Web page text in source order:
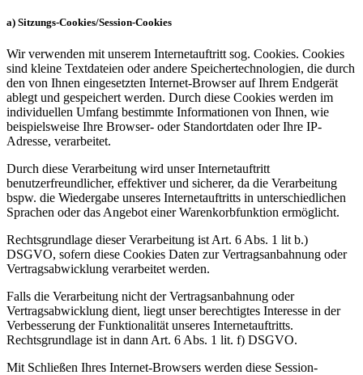
a) Sitzungs-Cookies/Session-Cookies
Wir verwenden mit unserem Internetauftritt sog. Cookies. Cookies
sind kleine Textdateien oder andere Speichertechnologien, die durch
den von Ihnen eingesetzten Internet-Browser auf Ihrem Endgerät
ablegt und gespeichert werden. Durch diese Cookies werden im
individuellen Umfang bestimmte Informationen von Ihnen, wie
beispielsweise Ihre Browser- oder Standortdaten oder Ihre IP-
Adresse, verarbeitet.
Durch diese Verarbeitung wird unser Internetauftritt
benutzerfreundlicher, effektiver und sicherer, da die Verarbeitung
bspw. die Wiedergabe unseres Internetauftritts in unterschiedlichen
Sprachen oder das Angebot einer Warenkorbfunktion ermöglicht.
Rechtsgrundlage dieser Verarbeitung ist Art. 6 Abs. 1 lit b.)
DSGVO, sofern diese Cookies Daten zur Vertragsanbahnung oder
Vertragsabwicklung verarbeitet werden.
Falls die Verarbeitung nicht der Vertragsanbahnung oder
Vertragsabwicklung dient, liegt unser berechtigtes Interesse in der
Verbesserung der Funktionalität unseres Internetauftritts.
Rechtsgrundlage ist in dann Art. 6 Abs. 1 lit. f) DSGVO.
Mit Schließen Ihres Internet-Browsers werden diese Session-